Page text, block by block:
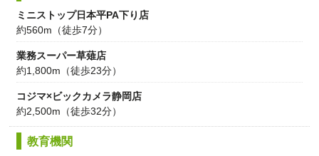
ミニストップ日本平PA下り店
約560m（徒歩7分）
業務スーパー草薙店
約1,800m（徒歩23分）
コジマ×ビックカメラ静岡店
約2,500m（徒歩32分）
教育機関